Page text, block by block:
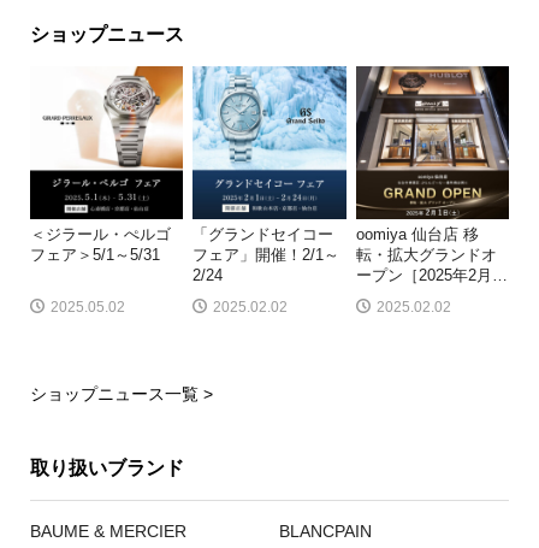
ショップニュース
＜ジラール・ぺルゴ
フェア＞5/1～5/31
2025.05.02
「グランドセイコー
フェア」開催！2/1～
2/24
2025.02.02
oomiya 仙台店 移
転・拡大グランドオ
ープン［2025年2月 …
2025.02.02
ショップニュース一覧 >
取り扱いブランド
BAUME & MERCIER BLANCPAIN